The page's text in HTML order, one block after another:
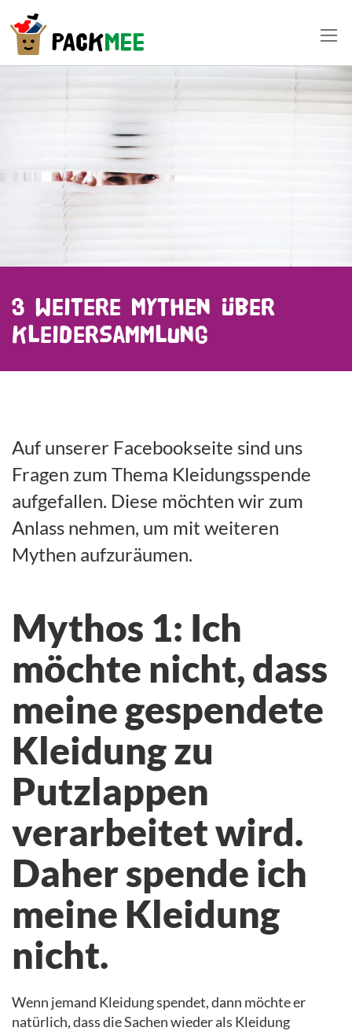
3 weitere Mythen über
Kleidersammlung
Auf unserer Facebookseite sind uns
Fragen zum Thema Kleidungsspende
aufgefallen. Diese möchten wir zum
Anlass nehmen, um mit weiteren
Mythen aufzuräumen.
Mythos 1: Ich
möchte nicht, dass
meine gespendete
Kleidung zu
Putzlappen
verarbeitet wird.
Daher spende ich
meine Kleidung
nicht.
Wenn jemand Kleidung spendet, dann möchte er
natürlich, dass die Sachen wieder als Kleidung